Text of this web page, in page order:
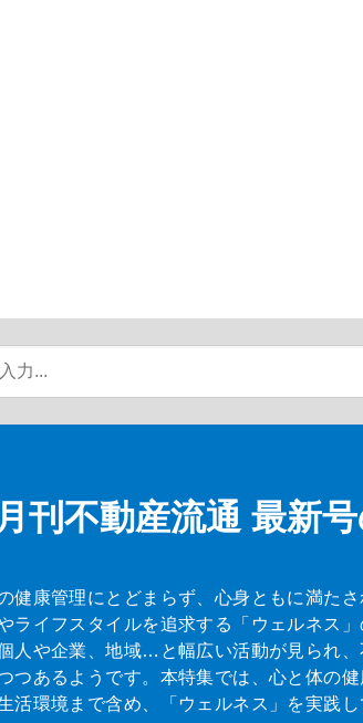
月刊不動産流通 最新
健康管理にとどまらず、心身ともに満た
ライフスタイルを追求する「ウェルネス
人や企業、地域…と幅広い活動が見られ
つあるようです。本特集では、心と体の
活環境まで含め、「ウェルネス」を実践